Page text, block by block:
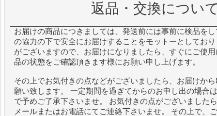
返品・交換につい
お届けの商品につきましては、発送前には事前に検品を
の協力の下で安全にお届けすることをモットーとしてお
がございますので、お届けになりましたら、すぐにご使
品の状態をご確認頂きます様にお願い申し上げます。
その上でお気付きの点などがございましたら、お届けか
願い致します。 一定期間を過ぎてからのお申し出の場合
で予めご了承下さいませ。 お気付きの点がございました
メールまたはお電話にてご連絡下さいませ。 その上で、